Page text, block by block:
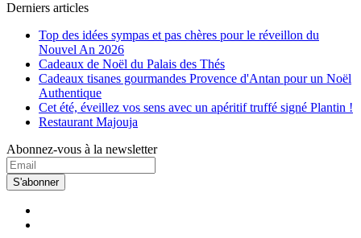
Derniers articles
Top des idées sympas et pas chères pour le réveillon du
Nouvel An 2026
Cadeaux de Noël du Palais des Thés
Cadeaux tisanes gourmandes Provence d'Antan pour un Noël
Authentique
Cet été, éveillez vos sens avec un apéritif truffé signé Plantin !
Restaurant Majouja
Abonnez-vous à la newsletter
S'abonner